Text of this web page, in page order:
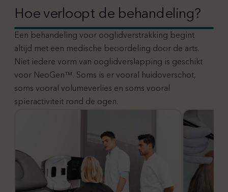
Hoe verloopt de behandeling?
Een behandeling voor ooglidverstrakking begint
altijd met een medische beoordeling door de arts.
Niet iedere vorm van ooglidverslapping is geschikt
voor NeoGen™. Soms is er vooral huidoverschot,
soms vooral volumeverlies en soms vooral
spieractiviteit rond de ogen.